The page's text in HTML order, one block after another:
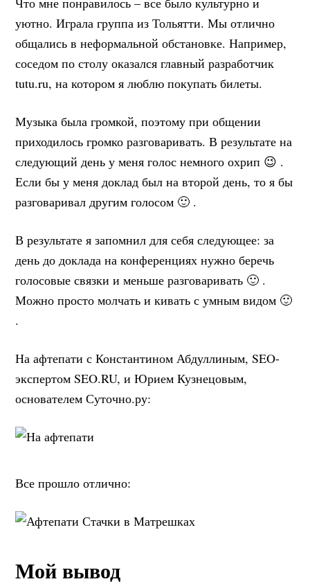
уютно. Играла группа из Тольятти. Мы отлично
общались в неформальной обстановке. Например,
соседом по столу оказался главный разработчик
tutu.ru, на котором я люблю покупать билеты.
Музыка была громкой, поэтому при общении
приходилось громко разговаривать. В результате на
следующий день у меня голос немного охрип 😉 .
Если бы у меня доклад был на второй день, то я бы
разговаривал другим голосом 🙂 .
В результате я запомнил для себя следующее: за
день до доклада на конференциях нужно беречь
голосовые связки и меньше разговаривать 🙂 .
Можно просто молчать и кивать с умным видом 🙂
.
На афтепати с Константином Абдуллиным, SEO-
экспертом SEO.RU, и Юрием Кузнецовым,
основателем Суточно.ру:
Все прошло отлично:
Мой вывод